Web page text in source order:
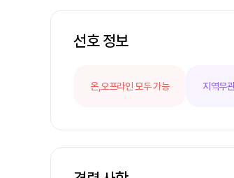
선호 정보
온,오프라인 모두 가능 지역무